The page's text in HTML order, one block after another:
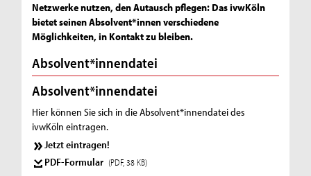
Netzwerke nutzen, den Autausch pflegen: Das ivwKöln
bietet seinen Absolvent*innen verschiedene
Möglichkeiten, in Kontakt zu bleiben.
Absolvent*innendatei
Absolvent*innendatei
Hier können Sie sich in die Absolvent*innendatei des
ivwKöln eintragen.
Jetzt eintragen!
PDF-Formular (PDF, 38 KB)